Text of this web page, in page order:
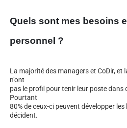
Quels sont mes besoins
personnel ?
La majorité des managers et CoDir, et
n’ont
pas le profil pour tenir leur poste dans
Pourtant
80% de ceux-ci peuvent développer
décident.